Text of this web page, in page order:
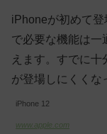
iPhoneが初めて
で必要な機能は一
えます。すでに
が登場しにくくな
iPhone 12
www.apple.com